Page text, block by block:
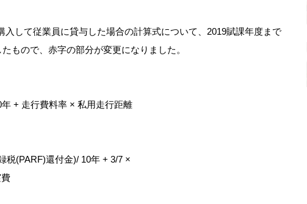
入して従業員に貸与した場合の計算式について、2019賦課年度まで
もので、赤字の部分が変更になりました。
+ 走行費料率 × 私用走行距離
税(PARF)還付金)/ 10年 + 3/7 ×